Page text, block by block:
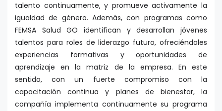
talento continuamente, y promueve activamente la
igualdad de género. Además, con programas como
FEMSA Salud GO identifican y desarrollan jóvenes
talentos para roles de liderazgo futuro, ofreciéndoles
experiencias formativas y oportunidades de
aprendizaje en la matriz de la empresa. En este
sentido, con un fuerte compromiso con la
capacitación continua y planes de bienestar, la
compañía implementa continuamente su programa